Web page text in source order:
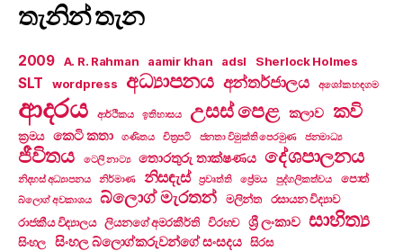
තැනින් තැන
2009 A. R. Rahman aamir khan adsl Sherlock Holmes
SLT wordpress අධ්‍යාපනය අන්තර්ජාලය අශෝක හඳගම
ආදරය ආර්ථිකය ඉතිහාසය උසස් පෙළ කලාව කවි
ක්‍රමය කෙටි කතා ගණිතය චිත්‍රපටි ජනතා විමුක්ති පෙරමුණ ජනමාධ්‍ය
ජීවිතය ටෙලි නාට්‍ය තොරතුරු තාක්ෂණය දේශපාලනය
නිදහස් අධ්‍යාපනය නිර්මාණ නිසඳැස් ප්‍රවෘත්ති ප්‍රේමය පුද්ගලිකත්වය පොත්
බ්ලොග් අවකාශය බ්ලොග් මැරතන් මලින්ත
රසායන විද්‍යාව
රාජකීය විද්‍යාලය
ලියනගේ අමරකීර්ති විරහව ශ්‍රී ලංකාව සාහිත්‍ය
සිංහල සිංහල බ්ලොග්කරුවන්ගේ සංසදය සිරස